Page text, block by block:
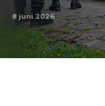
8 juni 2026